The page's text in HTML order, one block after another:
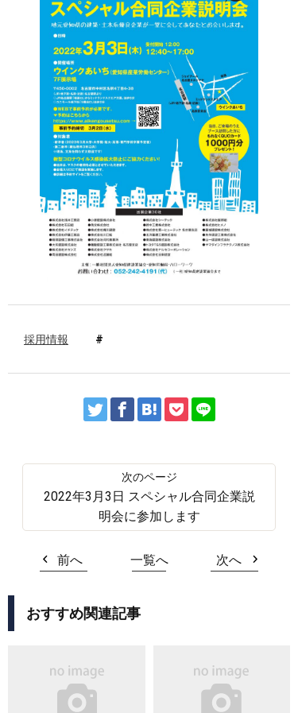
採用情報
2022年3月3日 スペシャル合同企業説
明会に参加します
前へ 一覧へ 次へ
おすすめ関連記事